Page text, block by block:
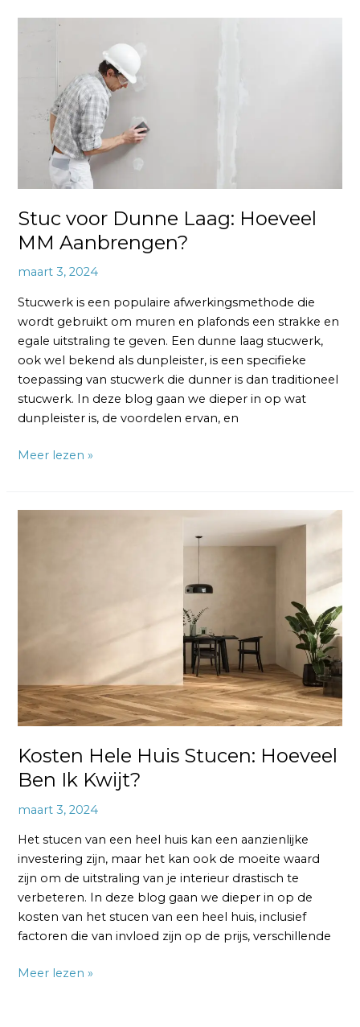
Stuc voor Dunne Laag: Hoeveel
MM Aanbrengen?
maart 3, 2024
Stucwerk is een populaire afwerkingsmethode die
wordt gebruikt om muren en plafonds een strakke en
egale uitstraling te geven. Een dunne laag stucwerk,
ook wel bekend als dunpleister, is een specifieke
toepassing van stucwerk die dunner is dan traditioneel
stucwerk. In deze blog gaan we dieper in op wat
dunpleister is, de voordelen ervan, en
Hoeveel
Aanbrengen?
Meer lezen »
Kosten Hele Huis Stucen: Hoeveel
Ben Ik Kwijt?
maart 3, 2024
Het stucen van een heel huis kan een aanzienlijke
investering zijn, maar het kan ook de moeite waard
zijn om de uitstraling van je interieur drastisch te
verbeteren. In deze blog gaan we dieper in op de
kosten van het stucen van een heel huis, inclusief
factoren die van invloed zijn op de prijs, verschillende
Meer lezen »